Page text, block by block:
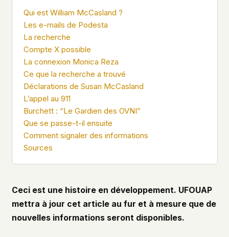
chose not to.
topic attracts government attention, and the
people reading about it deserve to do so without
being watched. If you're a whistleblower, a
military service member, a Hill staffer, or just
someone who's curious – your visit here is yours
alone.
Your internet provider can see that you
resolves the domain. Standard web server logs
don't use them, but we can't pretend they don't
If this concerns you, a VPN or Tor will handle it.
We won't judge – we'd do the same.
Qui est William McCasland ?
Les e-mails de Podesta
La recherche
Compte X possible
La connexion Monica Reza
Ce que la recherche a trouvé
Déclarations de Susan McCasland
L’appel au 911
Burchett : “Le Gardien des OVNI”
Que se passe-t-il ensuite
Comment signaler des informations
Sources
Ceci est une histoire en développement. UFOUAP
mettra à jour cet article au fur et à mesure que de
nouvelles informations seront disponibles.